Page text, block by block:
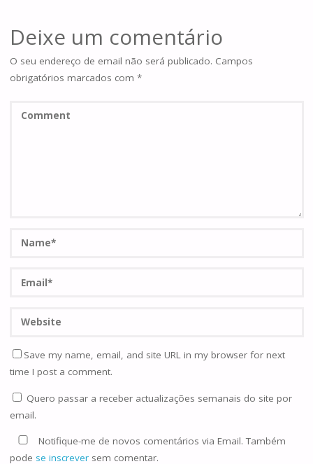
Deixe um comentário
O seu endereço de email não será publicado. Campos
obrigatórios marcados com *
Save my name, email, and site URL in my browser for next
time I post a comment.
Quero passar a receber actualizações semanais do site por
email.
Notifique-me de novos comentários via Email. Também
pode se inscreversem comentar.